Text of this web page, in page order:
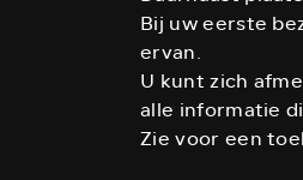
Bij uw eerste
ervan.
U kunt zich
alle informatie
Zie voor een